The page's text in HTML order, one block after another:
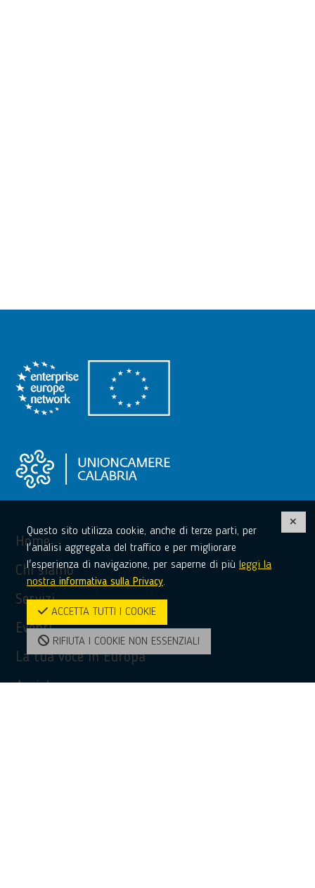
Home
Chi siamo
Servizi
Eventi
La tua voce in Europa
Assistenza
Questo sito utilizza cookie, anche di terze parti, per
l'analisi aggregata del traffico e per migliorare
l'esperienza di navigazione, per saperne di più leggi la
nostra informativa sulla Privacy.
ACCETTA TUTTI I COOKIE
RIFIUTA I COOKIE NON ESSENZIALI